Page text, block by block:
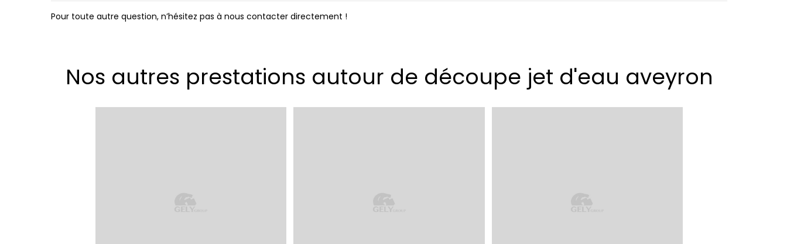
Pour toute autre question, n’hésitez pas à nous contacter directement !
Nos autres prestations autour de découpe jet d'eau aveyron